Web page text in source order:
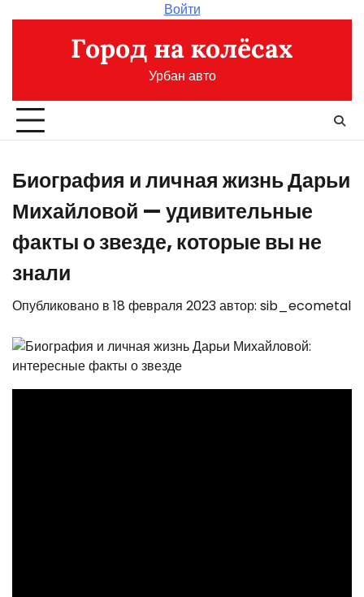
содержимому
Войти
Город на колёсах
Урбан авто
Биография и личная жизнь Дарьи
Михайловой — удивительные
факты о звезде, которые вы не
знали
Опубликовано в 18 февраля 2023автор: sib_ecometal